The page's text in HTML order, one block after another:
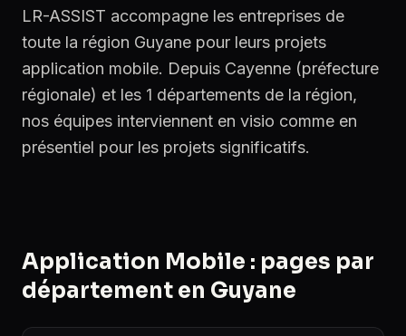
LR-ASSIST accompagne les entreprises de
toute la région Guyane pour leurs projets
application mobile. Depuis Cayenne (préfecture
régionale) et les 1 départements de la région,
nos équipes interviennent en visio comme en
présentiel pour les projets significatifs.
Application Mobile : pages par
département en Guyane